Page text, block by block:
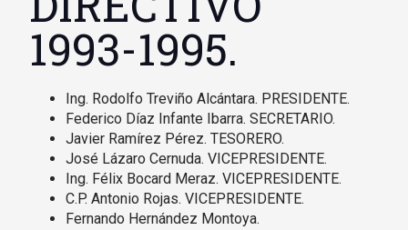
1993-1995.
Ing. Rodolfo Treviño Alcántara. PRESIDENTE.
Federico Díaz Infante Ibarra. SECRETARIO.
Javier Ramírez Pérez. TESORERO.
José Lázaro Cernuda. VICEPRESIDENTE.
Ing. Félix Bocard Meraz. VICEPRESIDENTE.
C.P. Antonio Rojas. VICEPRESIDENTE.
Fernando Hernández Montoya.